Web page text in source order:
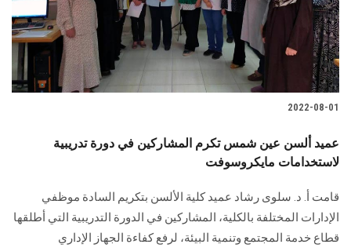
2022-08-01
عميد ألسن عين شمس تكرم المشاركين في دورة تدريبية
لاستخدامات مايكروسوفت
قامت أ. د. سلوى رشاد عميد كلية الألسن بتكريم السادة موظفي
الإدارات المختلفة بالكلية، المشاركين في الدورة التدريبية التي أطلقها
قطاع خدمة المجتمع وتنمية البيئة، لرفع كفاءة الجهاز الإداري